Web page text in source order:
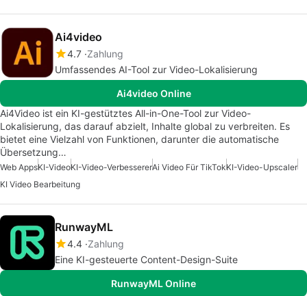
Ai4video
4.7 Zahlung
Umfassendes AI-Tool zur Video-Lokalisierung
Ai4video Online
Ai4Video ist ein KI-gestütztes All-in-One-Tool zur Video-
Lokalisierung, das darauf abzielt, Inhalte global zu verbreiten. Es
bietet eine Vielzahl von Funktionen, darunter die automatische
Übersetzung…
Web AppsKI-VideoKI-Video-VerbessererAi Video Für TikTokKI-Video-Upscaler
KI Video Bearbeitung
RunwayML
4.4 Zahlung
Eine KI-gesteuerte Content-Design-Suite
RunwayML Online